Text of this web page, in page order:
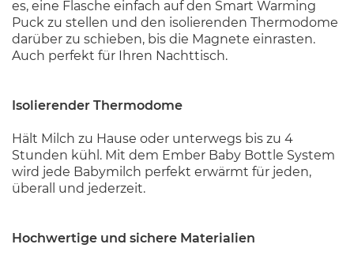
es, eine Flasche einfach auf den Smart Warming
Puck zu stellen und den isolierenden Thermodome
darüber zu schieben, bis die Magnete einrasten.
Auch perfekt für Ihren Nachttisch.
Isolierender Thermodome
Hält Milch zu Hause oder unterwegs bis zu 4
Stunden kühl. Mit dem Ember Baby Bottle System
wird jede Babymilch perfekt erwärmt für jeden,
überall und jederzeit.
Hochwertige und sichere Materialien